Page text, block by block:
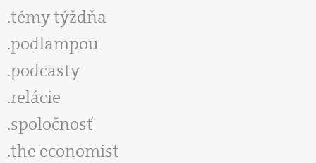
témy týždňa
podlampou
podcasty
relácie
spoločnosť
the economist